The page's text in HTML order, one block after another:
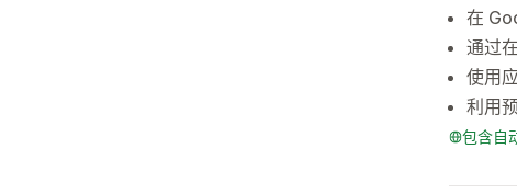
在
通过
使用
利用
包含自